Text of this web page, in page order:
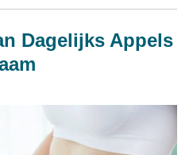
Dagelijks Appels